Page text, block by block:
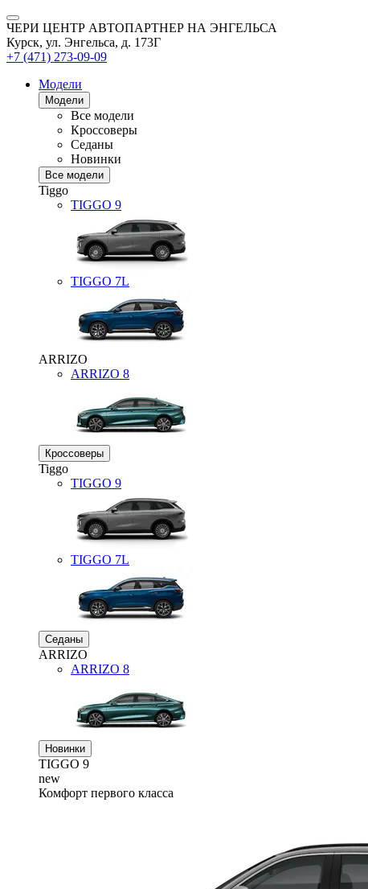
ЧЕРИ ЦЕНТР АВТОПАРТНЕР НА ЭНГЕЛЬСА
Курск, ул. Энгельса, д. 173Г
+7 (471) 273-09-09
Модели
Модели
Все модели
Кроссоверы
Седаны
Новинки
Все модели
Tiggo
TIGGO 9
TIGGO 7L
ARRIZO
ARRIZO 8
Кроссоверы
Tiggo
TIGGO 9
TIGGO 7L
Седаны
ARRIZO
ARRIZO 8
Новинки
TIGGO 9
new
Комфорт первого класса